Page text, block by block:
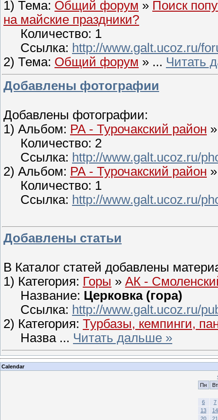
1) Тема: Общий форум » Поиск
на майские праздники?
Количество: 1
Ссылка: http://www.galt.ucoz.ru/
2) Тема: Общий форум » ... Читать
Добавлены фотографии
Добавлены фотографии:
1) Альбом: РА - Турочакский район
Количество: 2
Ссылка: http://www.galt.ucoz.ru/
2) Альбом: РА - Турочакский район
Количество: 1
Ссылка: http://www.galt.ucoz.ru/
Добавлены статьи
В Каталог статей добавлены
1) Категория: Горы » АК -
Название: Церковка (гора)
Ссылка: http://www.galt.ucoz.ru/
2) Категория: Турбазы, кемпинги,
Назва ... Читать дальше »
Calendar
Пн
Вт
6
7
13
14
20
21